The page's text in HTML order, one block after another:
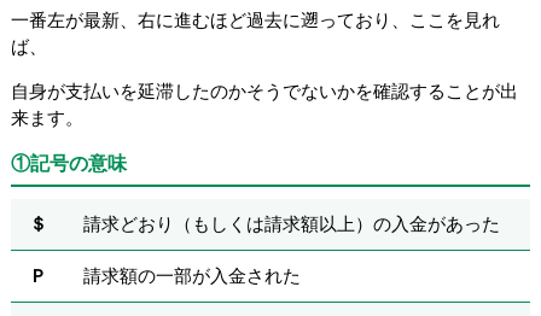
一番左が最新、右に進むほど過去に遡っており、ここを見れ
ば、
自身が支払いを延滞したのかそうでないかを確認することが出
来ます。
①記号の意味
＄ 請求どおり（もしくは請求額以上）の入金があった
Ｐ 請求額の一部が入金された